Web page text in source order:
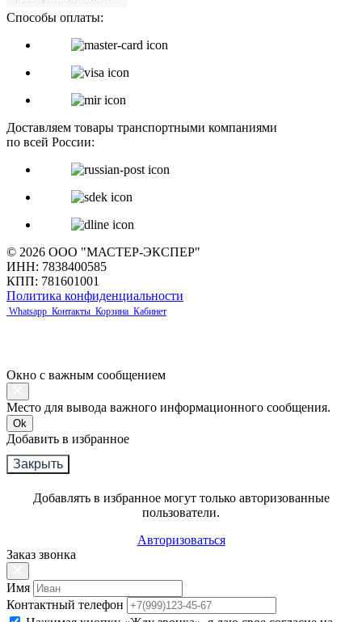
Способы оплаты:
Доставляем товары транспортными компаниями
по всей России:
© 2026 ООО "МАСТЕР-ЭКСПЕР"
ИНН: 7838400585
КПП: 781601001
Политика конфиденциальности
Whatsapp Контакты Корзина Кабинет
Окно с важным сообщением
Место для вывода важного информационного сообщения.
Ok
Добавить в избранное
Закрыть
Добавлять в избранное могут только авторизованные
пользователи.
Авторизоваться
Заказ звонка
Имя
Контактный телефон